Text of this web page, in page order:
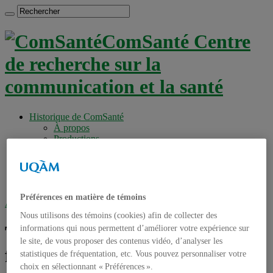
ComSanté Centre
de recherche sur la
communication et la santé
Historique de ComSanté
À propos
Productions
Chercheurs réguliers
Chercheurs associés
Accueil»Tag archives : médias francophones
Tag archives :médias
francophones
Préférences en matière de témoins
Nous utilisons des témoins (cookies) afin de collecter des
informations qui nous permettent d’améliorer votre expérience sur
le site, de vous proposer des contenus vidéo, d’analyser les
statistiques de fréquentation, etc. Vous pouvez personnaliser votre
choix en sélectionnant « Préférences ».